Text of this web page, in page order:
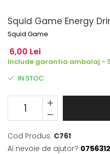
Squid Game Energy
Squid Game
6,00 Lei
Include garantia ambalaj -
IN STOC
Cod Produs: C761
Ai nevoie de ajutor?